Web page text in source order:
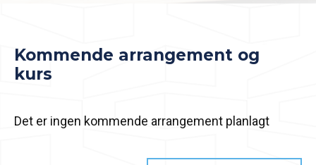
Kommende arrangement og
kurs
Det er ingen kommende arrangement planlagt